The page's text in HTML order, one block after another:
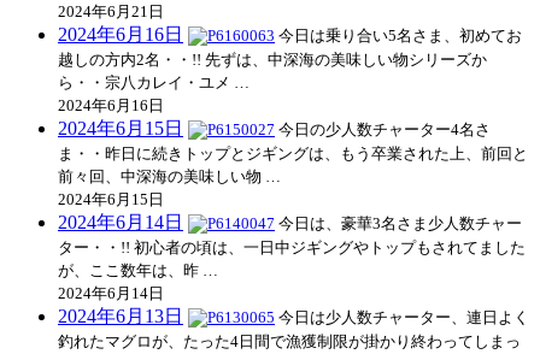
2024年6月21日
2024年6月16日
今日は乗り合い5名さま、初めてお
越しの方内2名・・!! 先ずは、中深海の美味しい物シリーズか
ら・・宗八カレイ・ユメ …
2024年6月16日
2024年6月15日
今日の少人数チャーター4名さ
ま・・昨日に続きトップとジギングは、もう卒業された上、前回と
前々回、中深海の美味しい物 …
2024年6月15日
2024年6月14日
今日は、豪華3名さま少人数チャー
ター・・!! 初心者の頃は、一日中ジギングやトップもされてました
が、ここ数年は、昨 …
2024年6月14日
2024年6月13日
今日は少人数チャーター、連日よく
釣れたマグロが、たった4日間で漁獲制限が掛かり終わってしまっ